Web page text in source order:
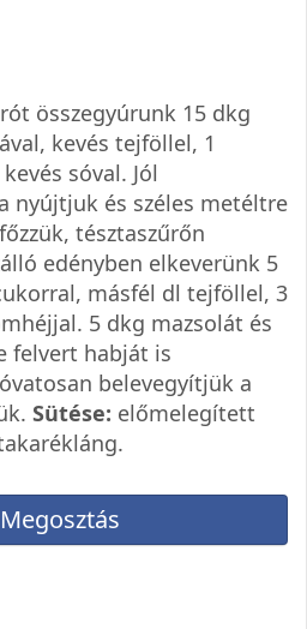
összegyúrunk 15 dkg
kevés tejföllel, 1
sóval. Jól
nyújtjuk és széles metéltre
tésztaszűrőn
edényben elkeverünk 5
másfél dl tejföllel, 3
5 dkg mazsolát és
felvert habját is
belevegyítjük a
Sütése: előmelegített
Megosztás